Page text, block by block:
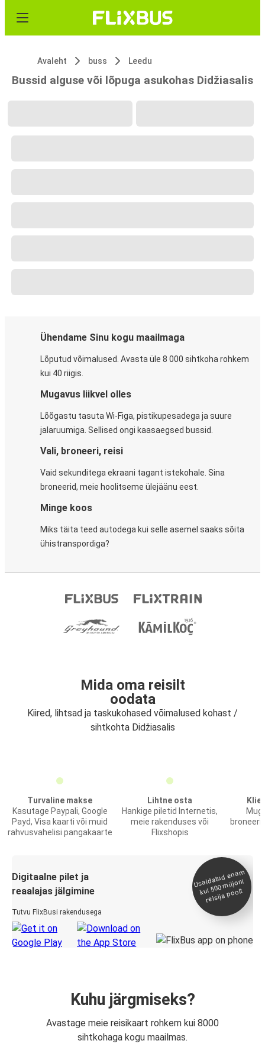
Avaleht buss Leedu
Bussid alguse või lõpuga asukohas Didžiasalis
Ühendame Sinu kogu maailmaga
Lõputud võimalused. Avasta üle 8 000 sihtkoha rohkem
kui 40 riigis.
Mugavus liikvel olles
Lõõgastu tasuta Wi-Figa, pistikupesadega ja suure
jalaruumiga. Sellised ongi kaasaegsed bussid.
Vali, broneeri, reisi
Vaid sekunditega ekraani tagant istekohale. Sina
broneerid, meie hoolitseme ülejäänu eest.
Minge koos
Miks täita teed autodega kui selle asemel saaks sõita
ühistranspordiga?
Mida oma reisilt
oodata
Kiired, lihtsad ja taskukohased võimalused kohast /
sihtkohta Didžiasalis
Turvaline makse
Kasutage Paypali, Google
Payd, Visa kaarti või muid
rahvusvahelisi pangakaarte
Lihtne osta
Hankige piletid Internetis,
meie rakenduses või
Flixshopis
Digitaalne pilet ja
reaalajas jälgimine
Tutvu FlixBusi rakendusega
Usaldatud ena
m
kui 500
miljoni
reisija poolt
Kuhu järgmiseks?
Avastage meie reisikaart rohkem kui 8000
sihtkohaga kogu maailmas.